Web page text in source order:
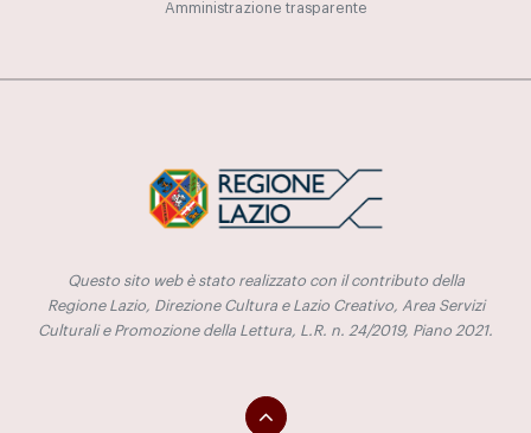
Amministrazione trasparente
Questo sito web è stato realizzato con il contributo della
Regione Lazio, Direzione Cultura e Lazio Creativo, Area Servizi
Culturali e Promozione della Lettura, L.R. n. 24/2019, Piano 2021.